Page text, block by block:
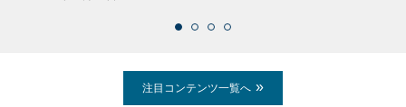
注目コンテンツ一覧へ